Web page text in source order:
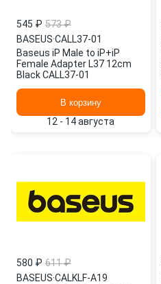
545 ₽ 573 ₽
BASEUS·CALL37-01
Baseus iP Male to iP+iP
Female Adapter L37 12cm
Black CALL37-01
В корзину
12 - 14 августа
580 ₽ 611 ₽
BASEUS·CALKLF-A19